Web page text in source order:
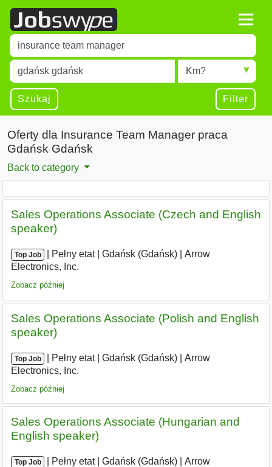
Title
Type 1 or more characters for results.
Miejscowość
Type 1 or more characters for results.
Radius
Szukaj Filter
Oferty dla Insurance Team Manager praca
Gdańsk Gdańsk
Back to category
Sales Operations Associate (Czech and English
speaker)
Top Job Pełny etat| Gdańsk (Gdańsk)
Arrow
Electronics, Inc.
Zobacz później
Sales Operations Associate (Polish and English
speaker)
Top Job Pełny etat| Gdańsk (Gdańsk)
Arrow
Electronics, Inc.
Zobacz później
Sales Operations Associate (Hungarian and
English speaker)
Top Job Pełny etat| Gdańsk (Gdańsk)
Arrow